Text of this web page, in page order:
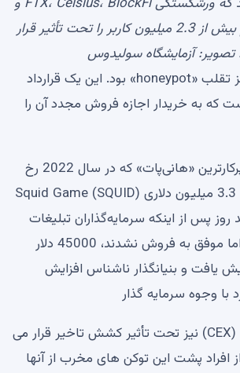
Voyager روی هم بیش از 2.3 میلیون کاربر را تحت تأثیر قرار
آزمایشگاه سولیدوس
محبوب‌ترین نوع رمز تقلب «honeypot» بود. این یک قرارداد
که به خریدار اجازه فروش مجدد آن را
به گفته Solidus، پرکارترین «هانی‌پات» که در سال 2022 رخ
داد، کلاهبرداری رمز 3.3 میلیون دلاری Squid Game (SQUID)
پس از اینکه سرمایه‌گذاران تبلیغات
تبلیغاتی را خریدند اما موفق به فروش نشدند، 45000 دلار
یافت و بنیانگذار ناشناس افزایش
با وجوه سرمایه گذار
صرافی های متمرکز (CEX) نیز تحت تأثیر کشش تاخیر قرار می
افراد پشت این توکن های مخرب از آنها